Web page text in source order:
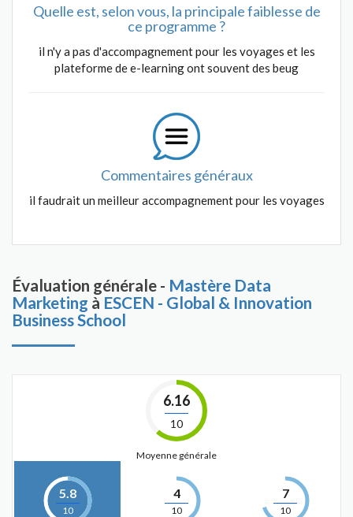
Quelle est, selon vous, la principale faiblesse de
ce programme ?
il n'y a pas d'accompagnement pour les voyages et les
plateforme de e-learning ont souvent des beug
Commentaires généraux
il faudrait un meilleur accompagnement pour les voyages
Évaluation générale - Mastère Data
Marketing à ESCEN - Global & Innovation
Business School
6.16
10
Moyenne générale
5.8
10
4
10
7
10